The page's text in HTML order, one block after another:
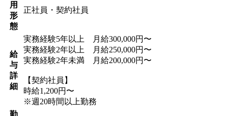
用
形
態
正社員・契約社員
給
与
詳
細
実務経験5年以上 月給300,000円〜
実務経験2年以上 月給250,000円〜
実務経験2年未満 月給200,000円〜
【契約社員】
時給1,200円〜
※週20時間以上勤務
勤